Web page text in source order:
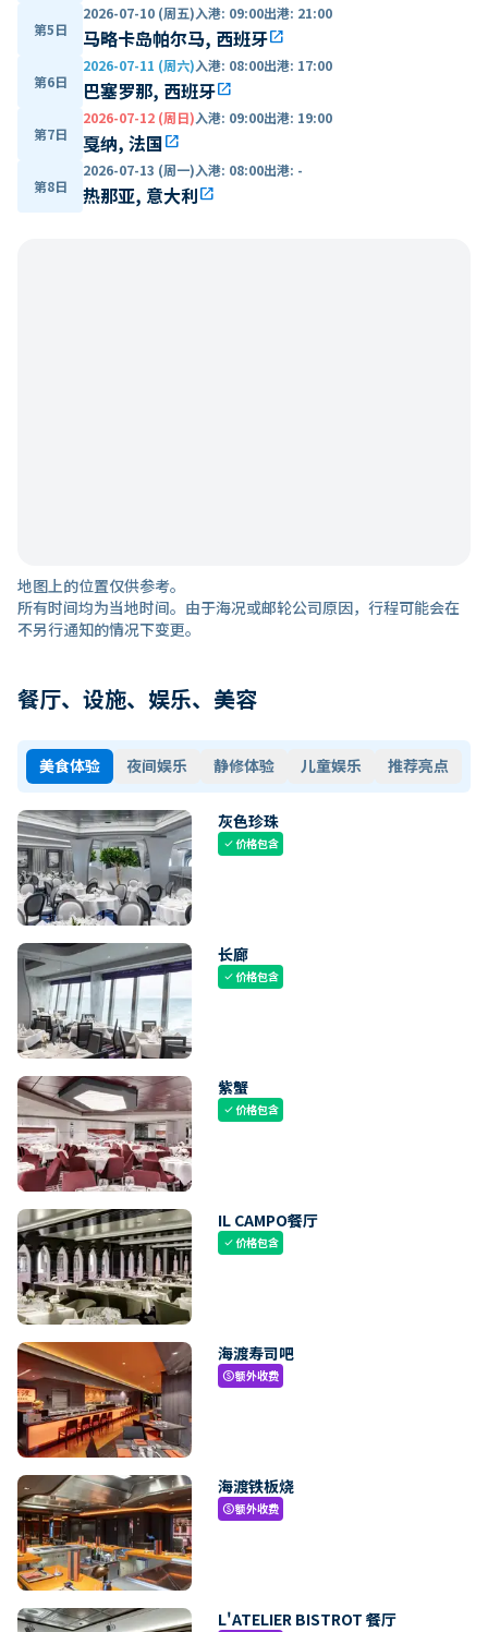
第5日
2026-07-10 (周五)入港: 09:00出港: 21:00
马略卡岛帕尔马, 西班牙open_in_new
第6日
2026-07-11 (周六)入港: 08:00出港: 17:00
巴塞罗那, 西班牙open_in_new
第7日
2026-07-12 (周日)入港: 09:00出港: 19:00
戛纳, 法国open_in_new
第8日
2026-07-13 (周一)入港: 08:00出港: -
热那亚, 意大利open_in_new
地图上的位置仅供参考。
所有时间均为当地时间。由于海况或邮轮公司原因，行程可能会在
不另行通知的情况下变更。
餐厅、设施、娱乐、美容
美食体验 夜间娱乐 静修体验 儿童娱乐 推荐亮点
灰色珍珠
check价格包含
长廊
check价格包含
紫蟹
check价格包含
IL CAMPO餐厅
check价格包含
海渡寿司吧
paid额外收费
海渡铁板烧
paid额外收费
L'ATELIER BISTROT 餐厅